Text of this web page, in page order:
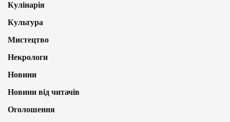
Кулінарія
Культура
Мистецтво
Некрологи
Новини
Новини від читачів
Оголошення